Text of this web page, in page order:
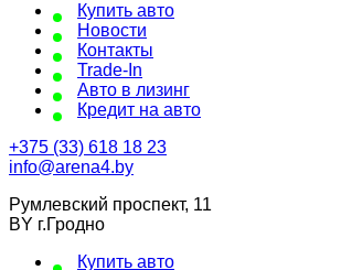
Купить авто
Новости
Контакты
Trade-In
Авто в лизинг
Кредит на авто
+375 (33) 618 18 23
info@arena4.by
Румлевский проспект, 11
BY г.Гродно
Купить авто